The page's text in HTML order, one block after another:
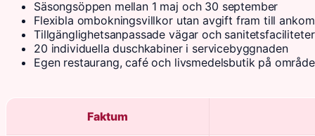
Säsongsöppen mellan 1 maj och 30 september
Flexibla ombokningsvillkor utan avgift fram till
Tillgänglighetsanpassade vägar och sanitetsfaciliteter
20 individuella duschkabiner i servicebyggnaden
Egen restaurang, café och livsmedelsbutik på
Faktum